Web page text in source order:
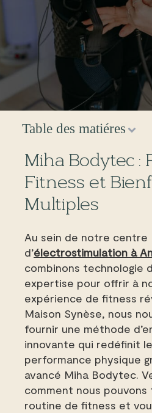
Table des matiéres
Miha Bodytec :
Fitness et
Multiples
Au sein de notre centre
d’électrostimulation à
combinons technologie
expertise pour offrir à
expérience de fitness
Maison Synèse, nous
fournir une méthode
innovante qui redéfinit
performance physique
avancé Miha Bodytec.
comment nous
routine de fitness et